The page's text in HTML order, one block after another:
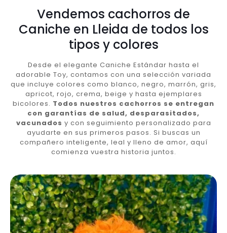
Vendemos cachorros de
Caniche en Lleida de todos los
tipos y colores
Desde el elegante Caniche Estándar hasta el
adorable Toy, contamos con una selección variada
que incluye colores como blanco, negro, marrón, gris,
apricot, rojo, crema, beige y hasta ejemplares
bicolores. Todos nuestros cachorros se entregan
con garantías de salud, desparasitados,
vacunados y con seguimiento personalizado para
ayudarte en sus primeros pasos. Si buscas un
compañero inteligente, leal y lleno de amor, aquí
comienza vuestra historia juntos.